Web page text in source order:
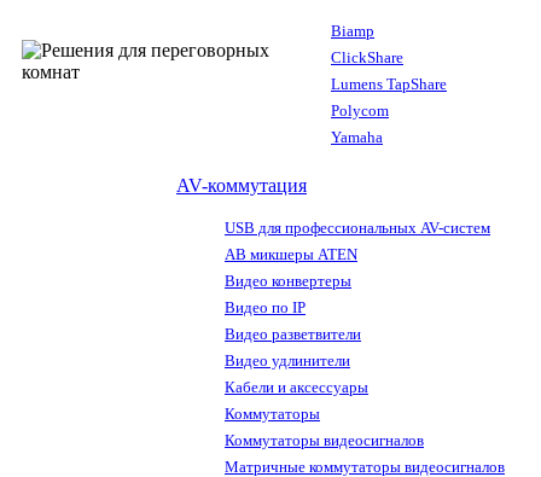
Biamp
ClickShare
Lumens TapShare
Polycom
Yamaha
AV-коммутация
USB для профессиональных AV-систем
АВ микшеры ATEN
Видео конвертеры
Видео по IP
Видео разветвители
Видео удлинители
Кабели и аксессуары
Коммутаторы
Коммутаторы видеосигналов
Матричные коммутаторы видеосигналов